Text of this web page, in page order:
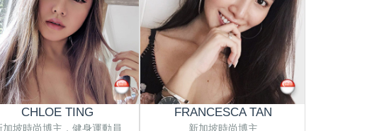
CHLOE TING
加坡時尚博主，健身運動員
FRANCESCA TAN
新加坡時尚博主